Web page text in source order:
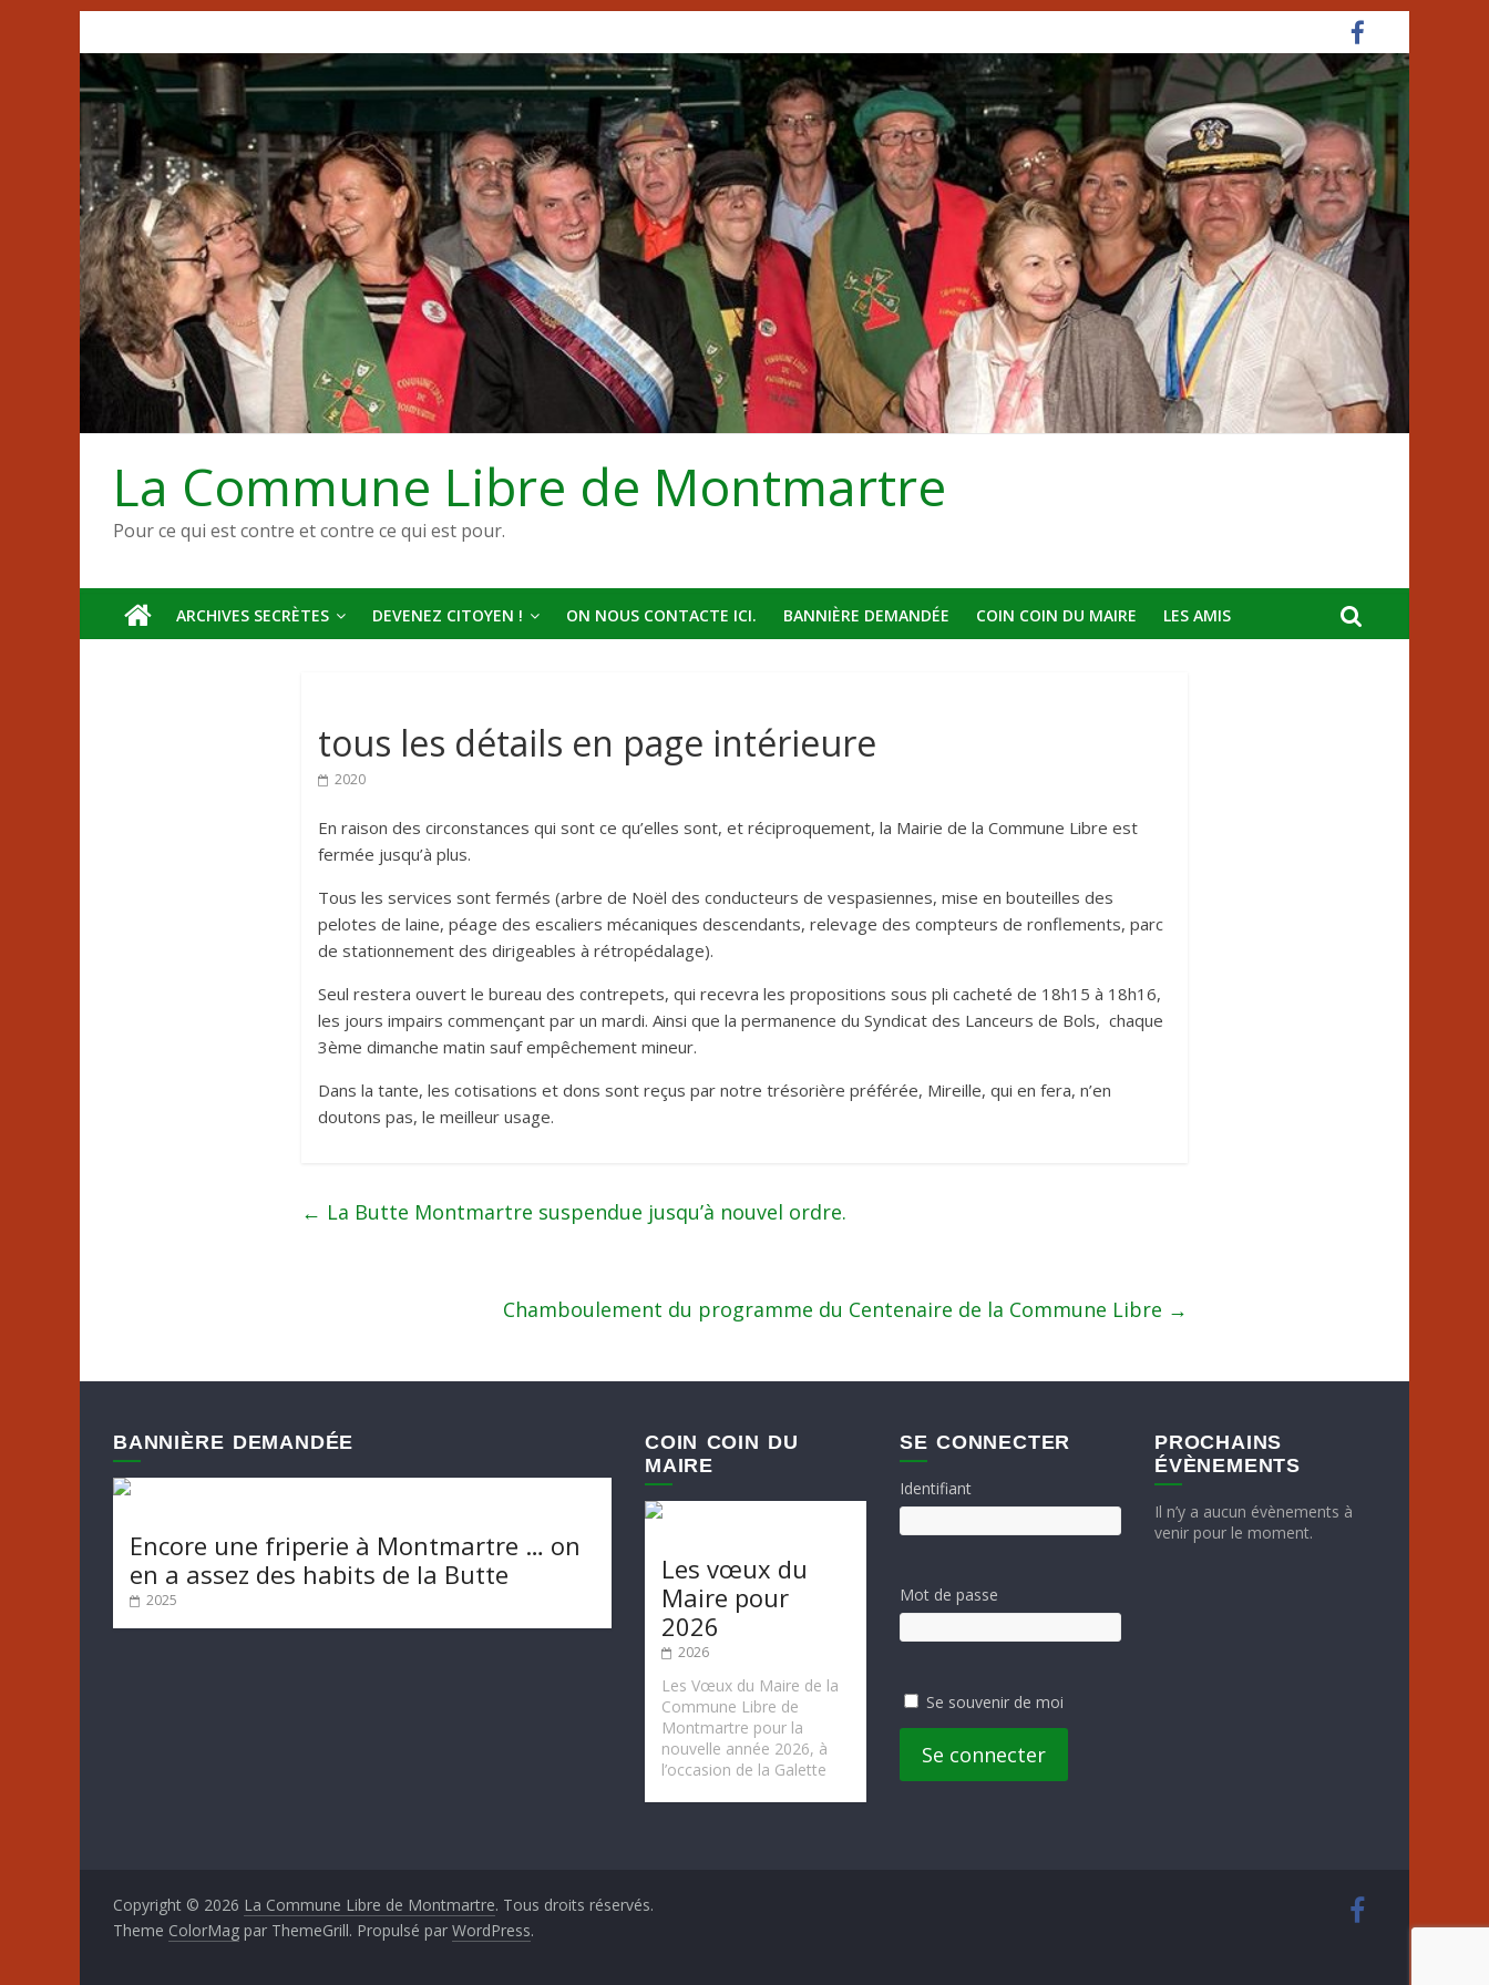
au
contenu
La Commune Libre de Montmartre
Pour ce qui est contre et contre ce qui est pour.
ARCHIVES SECRÈTES DEVENEZ CITOYEN ! ON NOUS CONTACTE ICI. BANNIÈRE DEMANDÉE COIN COIN DU MAIRE LES AMIS
tous les détails en page intérieure
2020
En raison des circonstances qui sont ce qu’elles sont, et réciproquement, la Mairie de la Commune Libre est
fermée jusqu’à plus.
Tous les services sont fermés (arbre de Noël des conducteurs de vespasiennes, mise en bouteilles des
pelotes de laine, péage des escaliers mécaniques descendants, relevage des compteurs de ronflements, parc
de stationnement des dirigeables à rétropédalage).
Seul restera ouvert le bureau des contrepets, qui recevra les propositions sous pli cacheté de 18h15 à 18h16,
les jours impairs commençant par un mardi. Ainsi que la permanence du Syndicat des Lanceurs de Bols, chaque
3ème dimanche matin sauf empêchement mineur.
Dans la tante, les cotisations et dons sont reçus par notre trésorière préférée, Mireille, qui en fera, n’en
doutons pas, le meilleur usage.
← La Butte Montmartre suspendue jusqu’à nouvel ordre.
Chamboulement du programme du Centenaire de la Commune Libre →
BANNIÈRE DEMANDÉE
Encore une friperie à Montmartre … on
en a assez des habits de la Butte
2025
COIN COIN DU
MAIRE
Les vœux du
Maire pour
2026
2026
Les Vœux du Maire de la
Commune Libre de
Montmartre pour la
nouvelle année 2026, à
l’occasion de la Galette
SE CONNECTER
Identifiant
Mot de passe
Se souvenir de moi
Se connecter
PROCHAINS
ÉVÈNEMENTS
Il n’y a aucun évènements à
venir pour le moment.
Copyright © 2026 La Commune Libre de Montmartre. Tous droits réservés.
Theme ColorMag par ThemeGrill. Propulsé par WordPress.